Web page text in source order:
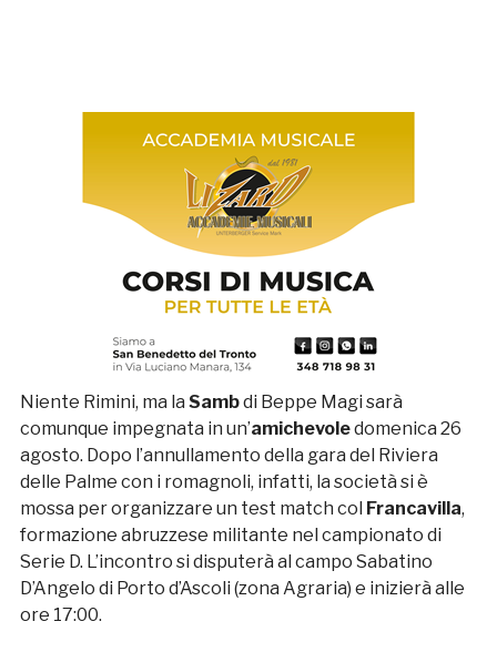
Niente Rimini, ma la Sambdi Beppe Magi sarà
comunque impegnata in un’amichevoledomenica 26
agosto. Dopo l’annullamento della gara del Riviera
delle Palme con i romagnoli, infatti, la società si è
mossa per organizzare un test match col Francavilla,
formazione abruzzese militante nel campionato di
Serie D. L’incontro si disputerà al campo Sabatino
D’Angelo di Porto d’Ascoli (zona Agraria) e inizierà alle
ore 17:00.